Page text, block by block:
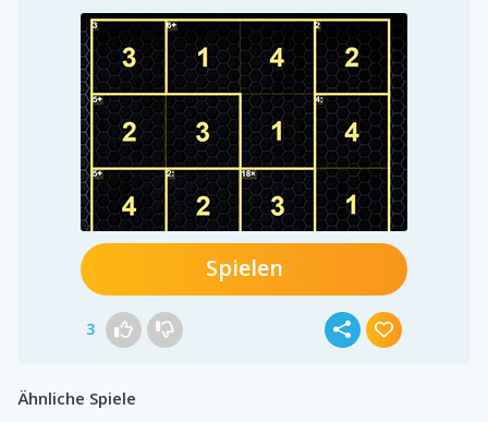
Spielen
3
Ähnliche Spiele